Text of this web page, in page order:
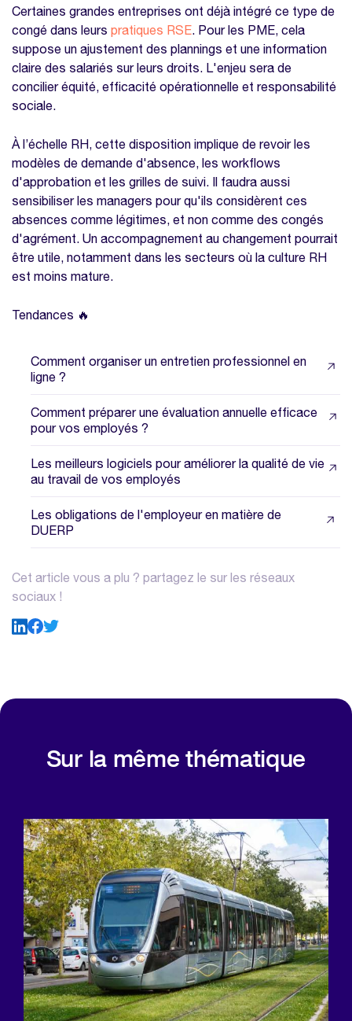
Certaines grandes entreprises ont déjà intégré ce type de
congé dans leurs pratiques RSE. Pour les PME, cela
suppose un ajustement des plannings et une information
claire des salariés sur leurs droits. L'enjeu sera de
concilier équité, efficacité opérationnelle et responsabilité
sociale.
À l’échelle RH, cette disposition implique de revoir les
modèles de demande d'absence, les workflows
d'approbation et les grilles de suivi. Il faudra aussi
sensibiliser les managers pour qu'ils considèrent ces
absences comme légitimes, et non comme des congés
d'agrément. Un accompagnement au changement pourrait
être utile, notamment dans les secteurs où la culture RH
est moins mature.
Tendances 🔥
Comment organiser un entretien professionnel en
ligne ?
Comment préparer une évaluation annuelle efficace
pour vos employés ?
Les meilleurs logiciels pour améliorer la qualité de vie
au travail de vos employés
Les obligations de l'employeur en matière de
DUERP
Cet article vous a plu ? partagez le sur les réseaux
sociaux !
Sur la même thématique